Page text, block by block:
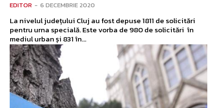
EDITOR - 6 DECEMBRIE 2020
La nivelul județului Cluj au fost depuse 1811 de solicitări
pentru urna specială. Este vorba de 980 de solicitări în
mediul urban și 831 în...